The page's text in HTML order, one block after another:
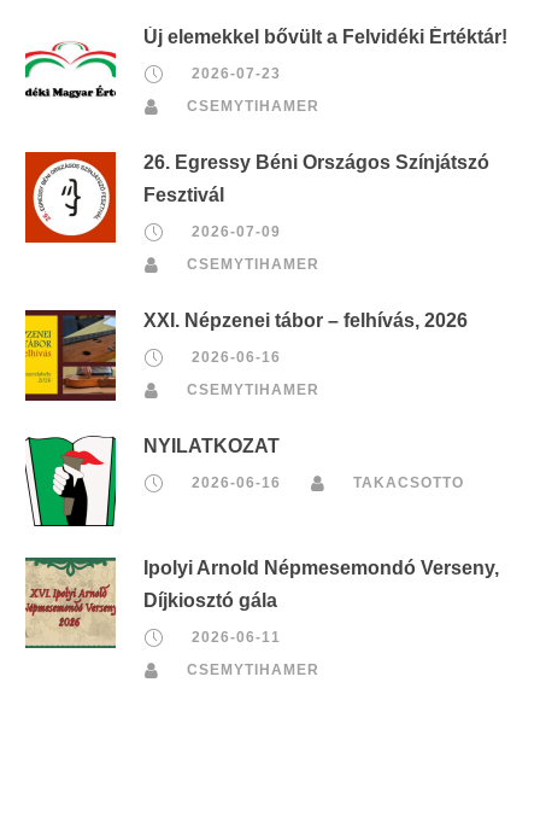
Új elemekkel bővült a Felvidéki Értéktár!
2026-07-23
CSEMYTIHAMER
26. Egressy Béni Országos Színjátszó
Fesztivál
2026-07-09
CSEMYTIHAMER
XXI. Népzenei tábor – felhívás, 2026
2026-06-16
CSEMYTIHAMER
NYILATKOZAT
2026-06-16 TAKACSOTTO
Ipolyi Arnold Népmesemondó Verseny,
Díjkiosztó gála
2026-06-11
CSEMYTIHAMER